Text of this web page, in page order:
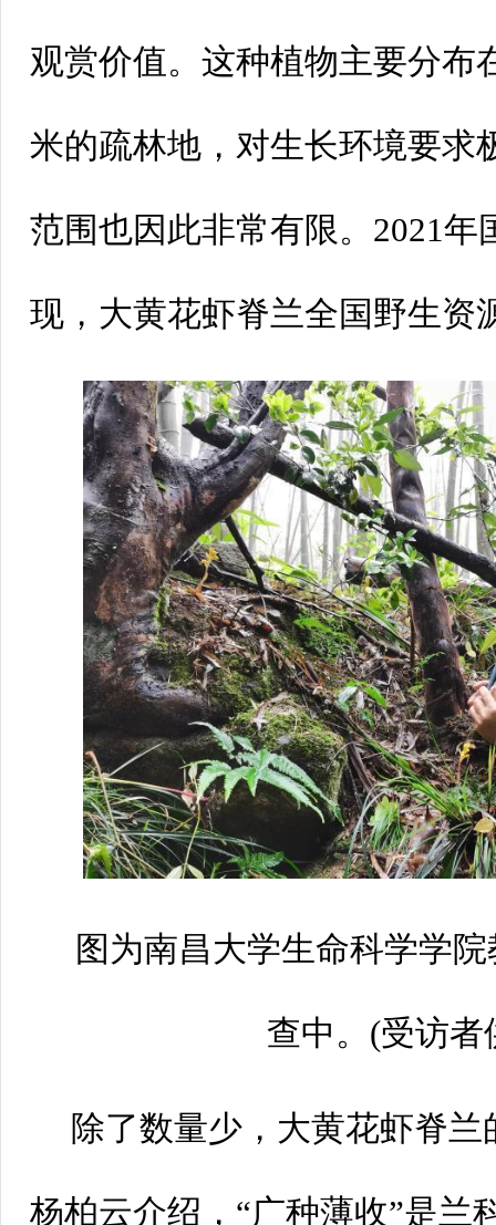
观赏价值。这种植物主要分布
米的疏林地，对生长环境要求
范围也因此非常有限。2021年
现，大黄花虾脊兰全国野生资
图为南昌大学生命科学学
查中。(受访者
除了数量少，大黄花虾脊
杨柏云介绍，“广种薄收”是兰